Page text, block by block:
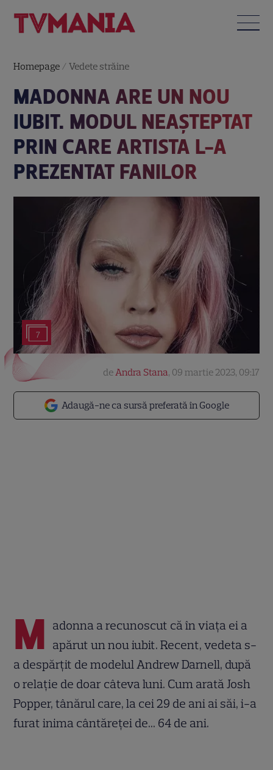
Homepage /Vedete străine
MADONNA ARE UN NOU
IUBIT. MODUL NEAȘTEPTAT
PRIN CARE ARTISTA L-A
PREZENTAT FANILOR
7
Adaugă-ne ca sursă preferată în Google
deAndra Stana, 09 martie 2023, 09:17
M adonna a recunoscut că în viața ei a
apărut un nou iubit. Recent, vedeta s-
a despărțit de modelul Andrew Darnell, după
o relație de doar câteva luni. Cum arată Josh
Popper, tânărul care, la cei 29 de ani ai săi, i-a
furat inima cântăreței de... 64 de ani.